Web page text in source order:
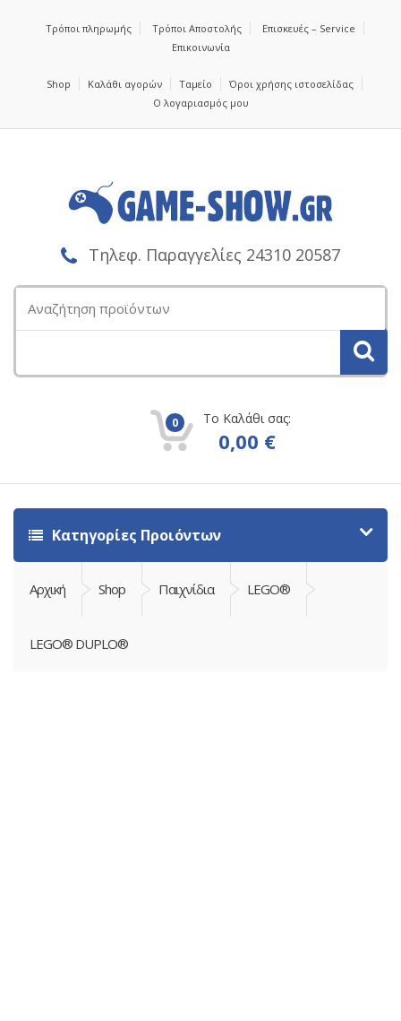
Τρόποι πληρωμής Τρόποι Αποστολής
Επισκευές – Service
Επικοινωνία
Shop Καλάθι αγορών Ταμείο
Όροι χρήσης ιστοσελίδας
Ο λογαριασμός μου
Τηλεφ. Παραγγελίες 24310 20587
για:
0 Το Καλάθι σας:
0,00 €
Κατηγορίες Προιόντων
Αρχική Shop Παιχνίδια LEGO®
LEGO® DUPLO®